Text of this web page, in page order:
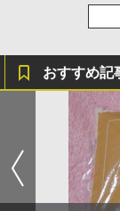
おすすめ記